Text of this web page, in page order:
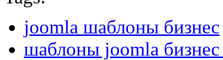
joomla шаблоны бизнес
шаблоны joomla бизнес